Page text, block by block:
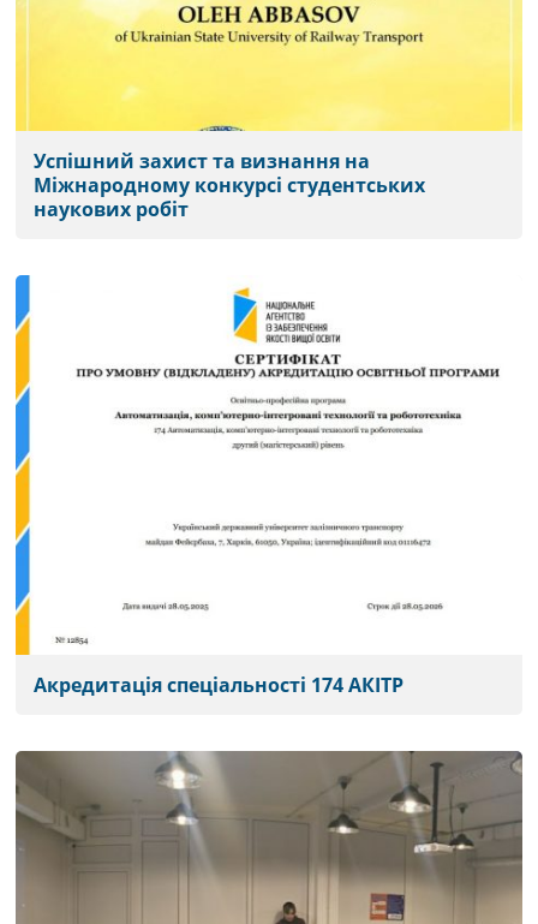
Успішний захист та визнання на
Міжнародному конкурсі студентських
наукових робіт
Акредитація спеціальності 174 АКІТР